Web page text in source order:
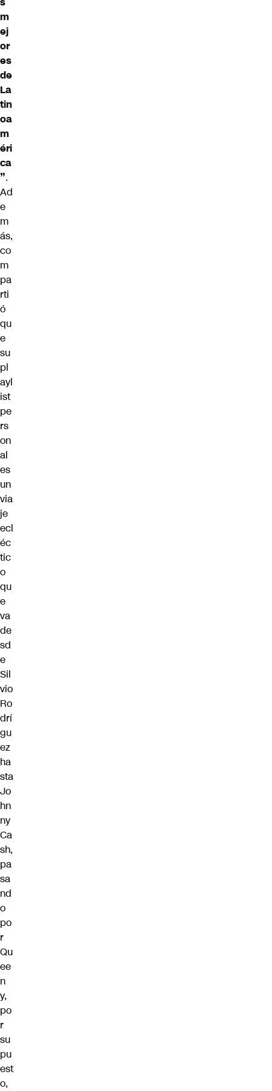
m
ej
or
es
de
La
tin
oa
m
éri
ca
”.
Ad
e
m
ás,
co
m
pa
rti
ó
qu
e
su
pl
ayl
ist
pe
rs
on
al
es
un
via
je
ecl
éc
tic
o
qu
e
va
de
sd
e
Sil
vio
Ro
drí
gu
ez
ha
sta
Jo
hn
ny
Ca
sh,
pa
sa
nd
o
po
r
Qu
ee
n
y,
po
r
su
pu
est
o,